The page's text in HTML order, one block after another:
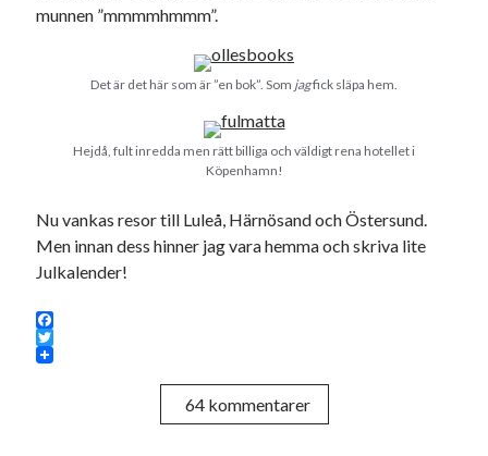
munnen ”mmmmhmmm”.
Det är det här som är ”en bok”. Som jagfick släpa hem.
Hejdå, fult inredda men rätt billiga och väldigt rena hotellet i
Köpenhamn!
Nu vankas resor till Luleå, Härnösand och Östersund.
Men innan dess hinner jag vara hemma och skriva lite
Julkalender!
F
a
T
64 kommentarer